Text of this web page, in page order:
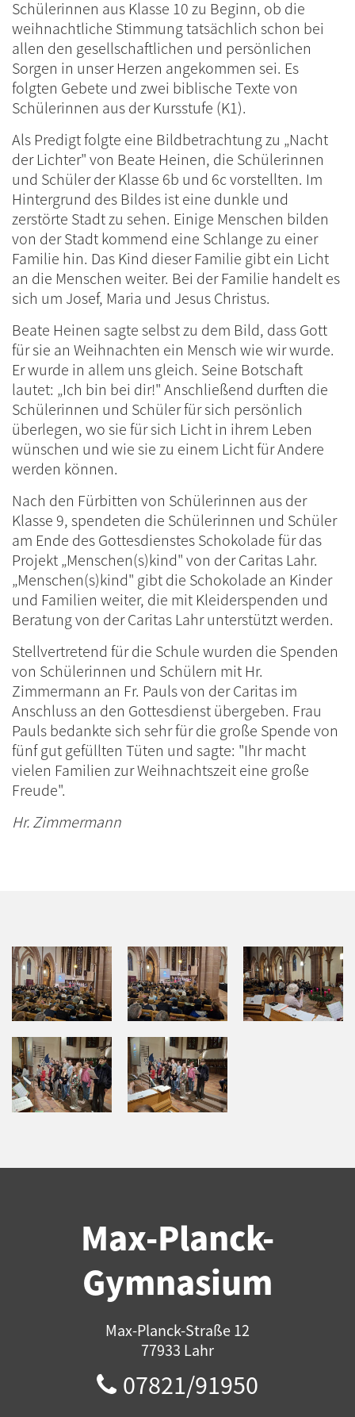
Schülerinnen aus Klasse 10 zu Beginn, ob die
weihnachtliche Stimmung tatsächlich schon bei
allen den gesellschaftlichen und persönlichen
Sorgen in unser Herzen angekommen sei. Es
folgten Gebete und zwei biblische Texte von
Schülerinnen aus der Kursstufe (K1).
Als Predigt folgte eine Bildbetrachtung zu „Nacht
der Lichter" von Beate Heinen, die Schülerinnen
und Schüler der Klasse 6b und 6c vorstellten. Im
Hintergrund des Bildes ist eine dunkle und
zerstörte Stadt zu sehen. Einige Menschen bilden
von der Stadt kommend eine Schlange zu einer
Familie hin. Das Kind dieser Familie gibt ein Licht
an die Menschen weiter. Bei der Familie handelt es
sich um Josef, Maria und Jesus Christus.
Beate Heinen sagte selbst zu dem Bild, dass Gott
für sie an Weihnachten ein Mensch wie wir wurde.
Er wurde in allem uns gleich. Seine Botschaft
lautet: „Ich bin bei dir!" Anschließend durften die
Schülerinnen und Schüler für sich persönlich
überlegen, wo sie für sich Licht in ihrem Leben
wünschen und wie sie zu einem Licht für Andere
werden können.
Nach den Fürbitten von Schülerinnen aus der
Klasse 9, spendeten die Schülerinnen und Schüler
am Ende des Gottesdienstes Schokolade für das
Projekt „Menschen(s)kind" von der Caritas Lahr.
„Menschen(s)kind" gibt die Schokolade an Kinder
und Familien weiter, die mit Kleiderspenden und
Beratung von der Caritas Lahr unterstützt werden.
Stellvertretend für die Schule wurden die Spenden
von Schülerinnen und Schülern mit Hr.
Zimmermann an Fr. Pauls von der Caritas im
Anschluss an den Gottesdienst übergeben. Frau
Pauls bedankte sich sehr für die große Spende von
fünf gut gefüllten Tüten und sagte: "Ihr macht
vielen Familien zur Weihnachtszeit eine große
Freude".
Hr. Zimmermann
Max-Planck-
Gymnasium
Max-Planck-Straße 12
77933 Lahr
07821/91950